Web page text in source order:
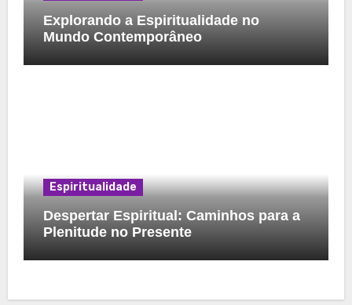
Explorando a Espiritualidade no
Mundo Contemporâneo
Espiritualidade
Despertar Espiritual: Caminhos para a
Plenitude no Presente